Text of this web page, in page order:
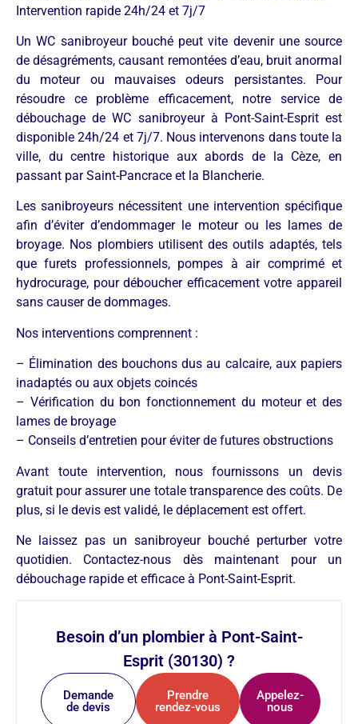
Intervention rapide 24h/24 et 7j/7
Un WC sanibroyeur bouché peut vite devenir une source
de désagréments, causant remontées d’eau, bruit anormal
du moteur ou mauvaises odeurs persistantes. Pour
résoudre ce problème efficacement, notre service de
débouchage de WC sanibroyeur à Pont-Saint-Esprit est
disponible 24h/24 et 7j/7. Nous intervenons dans toute la
ville, du centre historique aux abords de la Cèze, en
passant par Saint-Pancrace et la Blancherie.
Les sanibroyeurs nécessitent une intervention spécifique
afin d’éviter d’endommager le moteur ou les lames de
broyage. Nos plombiers utilisent des outils adaptés, tels
que furets professionnels, pompes à air comprimé et
hydrocurage, pour déboucher efficacement votre appareil
sans causer de dommages.
Nos interventions comprennent :
– Élimination des bouchons dus au calcaire, aux papiers
inadaptés ou aux objets coincés
– Vérification du bon fonctionnement du moteur et des
lames de broyage
– Conseils d’entretien pour éviter de futures obstructions
Avant toute intervention, nous fournissons un devis
gratuit pour assurer une totale transparence des coûts. De
plus, si le devis est validé, le déplacement est offert.
Ne laissez pas un sanibroyeur bouché perturber votre
quotidien. Contactez-nous dès maintenant pour un
débouchage rapide et efficace à Pont-Saint-Esprit.
Besoin d’un plombier à Pont-Saint-
Esprit (30130) ?
Demande
de devis
Prendre
rendez-vous
Appelez-
nous